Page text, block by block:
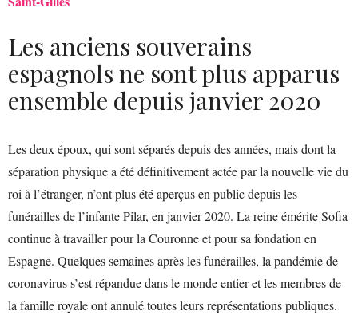
Les anciens souverains
espagnols ne sont plus apparus
ensemble depuis janvier 2020
Les deux époux, qui sont séparés depuis des années, mais dont la
séparation physique a été définitivement actée par la nouvelle vie du
roi à l’étranger, n’ont plus été aperçus en public depuis les
funérailles de l’infante Pilar, en janvier 2020. La reine émérite Sofia
continue à travailler pour la Couronne et pour sa fondation en
Espagne. Quelques semaines après les funérailles, la pandémie de
coronavirus s’est répandue dans le monde entier et les membres de
la famille royale ont annulé toutes leurs représentations publiques.